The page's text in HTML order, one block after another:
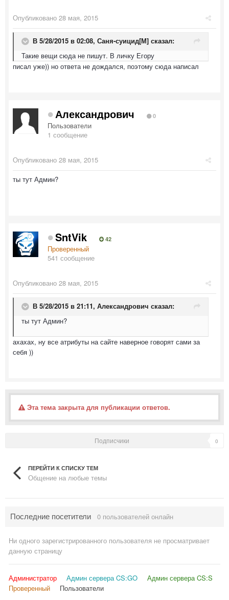
Опубликовано 28 мая, 2015
В 5/28/2015 в 02:08, Саня-суицид[М] сказал:
Такие вещи сюда не пишут. В личку Егору
​писал уже)) но ответа не дождался, поэтому сюда написал
Александрович 0
Пользователи
1 сообщение
Опубликовано 28 мая, 2015
ты тут Админ?
SntVik 42
Проверенный
541 сообщение
Опубликовано 28 мая, 2015
В 5/28/2015 в 21:11, Александрович сказал:
ты тут Админ?
​ахахах, ну все атрибуты на сайте наверное говорят сами за
себя ))
Эта тема закрыта для публикации ответов.
Подписчики 0
ПЕРЕЙТИ К СПИСКУ ТЕМ
Общение на любые темы
Последние посетители 0 пользователей онлайн
Ни одного зарегистрированного пользователя не просматривает
данную страницу
Администратор Админ сервера CS:GO
Админ сервера CS:S
Проверенный
Пользователи